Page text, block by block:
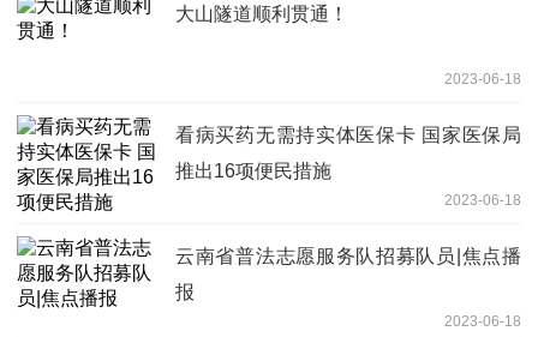
大山隧道顺利贯通！
2023-06-18
看病买药无需持实体医保卡 国家医保局
推出16项便民措施
2023-06-18
云南省普法志愿服务队招募队员|焦点播
报
2023-06-18